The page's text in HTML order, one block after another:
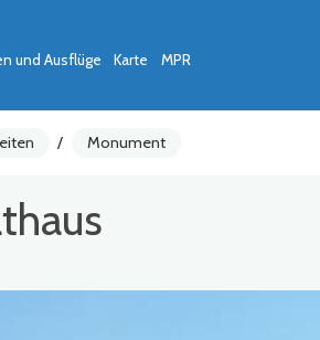
und Ausflüge Karte MPR
/ Monument